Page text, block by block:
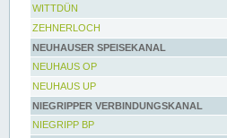
WITTDÜN
ZEHNERLOCH
NEUHAUSER SPEISEKANAL
NEUHAUS OP
NEUHAUS UP
NIEGRIPPER VERBINDUNGSKANAL
NIEGRIPP BP